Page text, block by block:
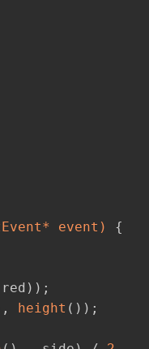
event)
{
height ());